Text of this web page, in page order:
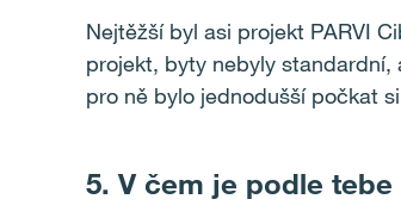
Nejtěžší byl asi projekt PARVI
projekt, byty nebyly
pro ně bylo jednodušší počkat
5. V čem je podle